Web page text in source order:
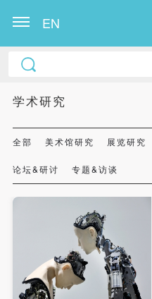
EN
学术研究
全部 美术馆研究 展览研究
论坛&研讨 专题&访谈